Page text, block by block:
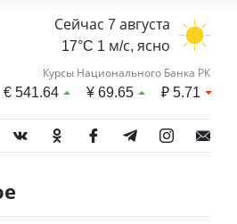
Сейчас 7 августа
17°C 1 м/с, ясно
Курсы Национального Банка РК
€541.64 ¥69.65 ₽5.71